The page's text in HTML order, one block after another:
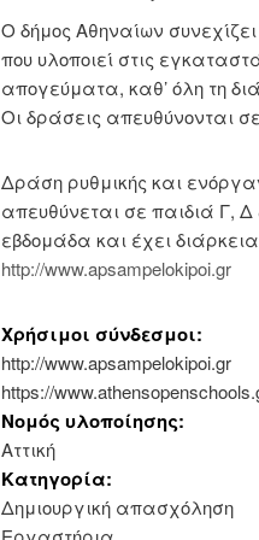
Ο δήμος Αθηναίων
που υλοποιεί στις
απογεύματα, καθ’ όλη τη
Οι δράσεις απευθύνονται
Δράση ρυθμικής και
απευθύνεται σε παιδιά Γ, Δ
εβδομάδα και έχει
http://www.apsampelokipoi.gr
Χρήσιμοι σύνδεσμοι:
http://www.apsampelokipoi.gr
https://
Νομός υλοποίησης:
Αττική
Κατηγορία:
Δημιουργική απασχόληση